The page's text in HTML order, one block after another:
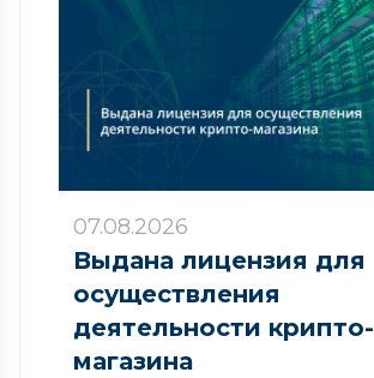
07.08.2026
Выдана лицензия для
осуществления
деятельности крипто-
магазина